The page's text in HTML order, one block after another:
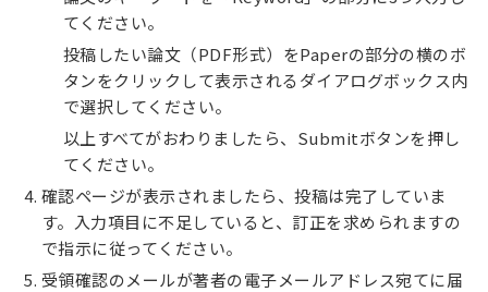
てください。
投稿したい論文（PDF形式）をPaperの部分の横のボ
タンをクリックして表示されるダイアログボックス内
で選択してください。
以上すべてがおわりましたら、Submitボタンを押し
てください。
確認ページが表示されましたら、投稿は完了していま
す。入力項目に不足していると、訂正を求められますの
で指示に従ってください。
受領確認のメールが著者の電子メールアドレス宛てに届